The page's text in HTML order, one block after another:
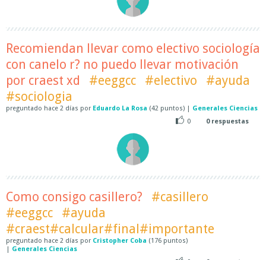
Recomiendan llevar como electivo sociología
con canelo r? no puedo llevar motivación
por craest xd
#eeggcc #electivo
#ayuda
#sociologia
preguntado hace 2 días por Eduardo La Rosa (42 puntos) | Generales Ciencias
0
0respuestas
Como consigo casillero?
#casillero
#eeggcc
#ayuda
#craest#calcular#final#importante
preguntado hace 2 días por Cristopher Coba (176 puntos)
| Generales Ciencias